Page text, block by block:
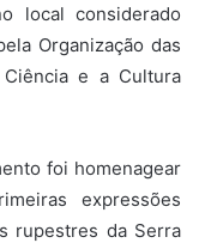
local considerado
Organização das
e a Cultura
foi homenagear
expressões
rupestres da Serra